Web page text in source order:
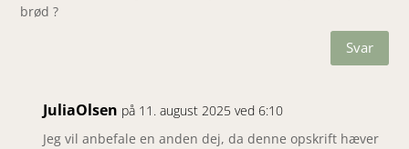
brød ?
Svar
JuliaOlsen på 11. august 2025 ved 6:10
Jeg vil anbefale en anden dej, da denne opskrift hæver